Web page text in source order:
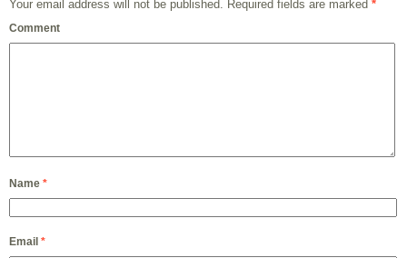
Your email address will not be published. Required fields are marked *
Comment
Name *
Email *